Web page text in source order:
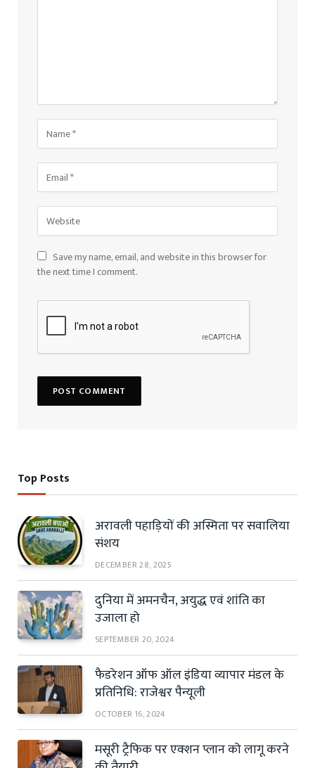
Save my name, email, and website in this browser for
the next time I comment.
Top Posts
अरावली पहाड़ियों की अस्मिता पर सवालिया
संशय
DECEMBER 28, 2025
दुनिया में अमनचैन, अयुद्ध एवं शांति का
उजाला हो
SEPTEMBER 20, 2024
फैडरेशन ऑफ ऑल इंडिया व्यापार मंडल के
प्रतिनिधि: राजेश्वर पैन्यूली
OCTOBER 16, 2024
मसूरी ट्रैफिक पर एक्शन प्लान को लागू करने